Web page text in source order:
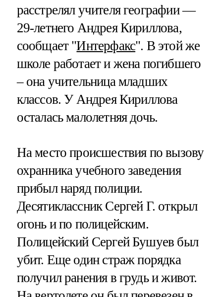
расстрелял учителя географии —
29-летнего Андрея Кириллова,
сообщает "Интерфакс". В этой же
школе работает и жена погибшего
– она учительница младших
классов. У Андрея Кириллова
осталась малолетняя дочь.
На место происшествия по вызову
охранника учебного заведения
прибыл наряд полиции.
Десятиклассник Сергей Г. открыл
огонь и по полицейским.
Полицейский Сергей Бушуев был
убит. Еще один страж порядка
получил ранения в грудь и живот.